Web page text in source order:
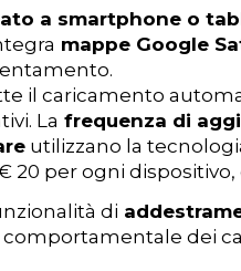
a smartphone o
mappe Google
il caricamento
La frequenza di
utilizzano la
20 per ogni
di
dei